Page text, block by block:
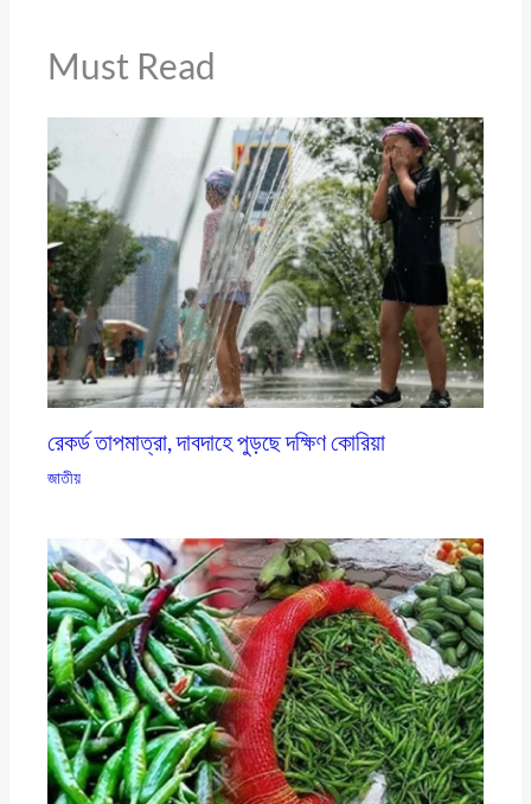
Must Read
রেকর্ড তাপমাত্রা, দাবদাহে পুড়ছে দক্ষিণ কোরিয়া
জাতীয়